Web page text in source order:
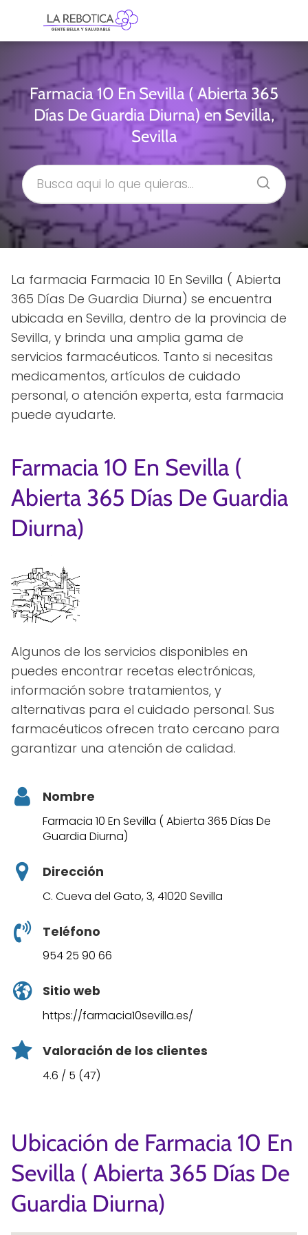
Farmacia 10 En Sevilla ( Abierta 365
Días De Guardia Diurna) en Sevilla,
Sevilla
La farmacia Farmacia 10 En Sevilla ( Abierta
365 Días De Guardia Diurna) se encuentra
ubicada en Sevilla, dentro de la provincia de
Sevilla, y brinda una amplia gama de
servicios farmacéuticos. Tanto si necesitas
medicamentos, artículos de cuidado
personal, o atención experta, esta farmacia
puede ayudarte.
Farmacia 10 En Sevilla (
Abierta 365 Días De Guardia
Diurna)
Algunos de los servicios disponibles en
puedes encontrar recetas electrónicas,
información sobre tratamientos, y
alternativas para el cuidado personal. Sus
farmacéuticos ofrecen trato cercano para
garantizar una atención de calidad.
Nombre
Farmacia 10 En Sevilla ( Abierta 365 Días De
Guardia Diurna)
Dirección
C. Cueva del Gato, 3, 41020 Sevilla
Teléfono
954 25 90 66
Sitio web
https://farmacia10sevilla.es/
Valoración de los clientes
4.6 / 5 (47)
Ubicación de Farmacia 10 En
Sevilla ( Abierta 365 Días De
Guardia Diurna)